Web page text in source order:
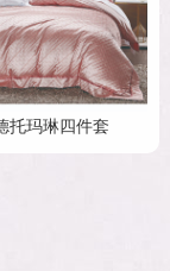
托玛琳四件套